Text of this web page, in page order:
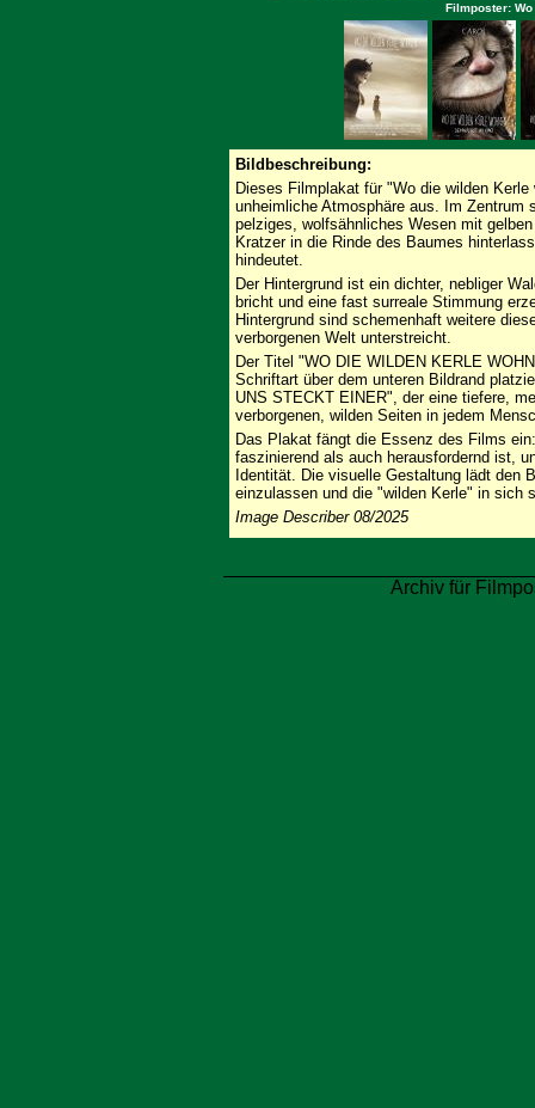
Filmposter:
Bildbeschreibung:
Dieses Filmplakat für "Wo die wilden
unheimliche Atmosphäre aus. Im
pelziges, wolfsähnliches Wesen mit
Kratzer in die Rinde des Baumes
hindeutet.
Der Hintergrund ist ein dichter, nebliger
bricht und eine fast surreale Stimmung
Hintergrund sind schemenhaft weitere
verborgenen Welt unterstreicht.
Der Titel "WO DIE WILDEN KERLE
Schriftart über dem unteren Bildrand
UNS STECKT EINER", der eine tiefere,
verborgenen, wilden Seiten in jedem
Das Plakat fängt die Essenz des Films
faszinierend als auch herausfordernd ist,
Identität. Die visuelle Gestaltung lädt den
einzulassen und die "wilden Kerle" in sich
Image Describer 08/2025
Archiv für